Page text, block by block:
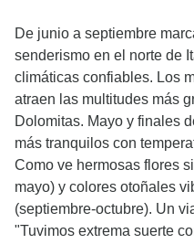
De junio a septiembre
senderismo en el norte de
climáticas confiables. Los
atraen las multitudes más
Dolomitas. Mayo y finales
más tranquilos con
Como ve hermosas flores
mayo) y colores otoñales
(septiembre-octubre). Un
"Tuvimos extrema suerte